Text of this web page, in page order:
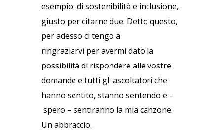
esempio, di sostenibilità e inclusione,
giusto per citarne due. Detto questo,
per adesso ci tengo a
ringraziarvi per avermi dato la
possibilità di rispondere alle vostre
domande e tutti gli ascoltatori che
hanno sentito, stanno sentendo e –
spero – sentiranno la mia canzone.
Un abbraccio.